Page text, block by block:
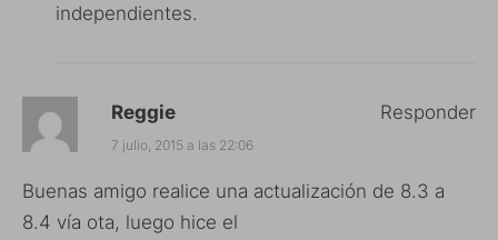
independientes.
Reggie
7 julio, 2015 a las 22:06
Buenas amigo realice una actualización de 8.3 a
8.4 vía ota, luego hice el
Responder